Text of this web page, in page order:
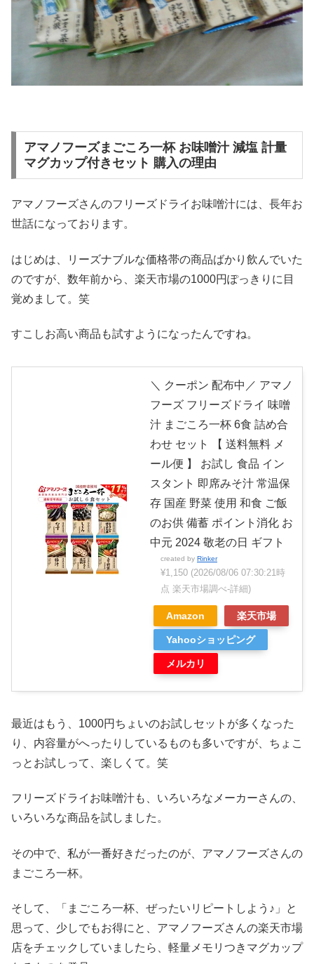
アマノフーズまごころ一杯 お味噌汁 減塩 計量
マグカップ付きセット 購入の理由
アマノフーズさんのフリーズドライお味噌汁には、長年お
世話になっております。
はじめは、リーズナブルな価格帯の商品ばかり飲んでいた
のですが、数年前から、楽天市場の1000円ぽっきりに目
覚めまして。笑
すこしお高い商品も試すようになったんですね。
＼ クーポン 配布中／ アマノ
フーズ フリーズドライ 味噌
汁 まごころ一杯 6食 詰め合
わせ セット 【 送料無料 メ
ール便 】 お試し 食品 イン
スタント 即席みそ汁 常温保
存 国産 野菜 使用 和食 ご飯
のお供 備蓄 ポイント消化 お
中元 2024 敬老の日 ギフト
created by Rinker
¥1,150 (2026/08/06 07:30:21時
点 楽天市場調べ-詳細)
Amazon 楽天市場
Yahooショッピング
メルカリ
最近はもう、1000円ちょいのお試しセットが多くなった
り、内容量がへったりしているものも多いですが、ちょこ
っとお試しって、楽しくて。笑
フリーズドライお味噌汁も、いろいろなメーカーさんの、
いろいろな商品を試しました。
その中で、私が一番好きだったのが、アマノフーズさんの
まごころ一杯。
そして、「まごころ一杯、ぜったいリピートしよう♪」と
思って、少しでもお得にと、アマノフーズさんの楽天市場
店をチェックしていましたら、軽量メモリつきマグカップ